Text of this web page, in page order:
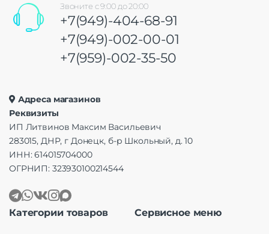
Звоните с 9:00 до 20:00
+7(949)-404-68-91
+7(949)-002-00-01
+7(959)-002-35-50
Адреса магазинов
Реквизиты
ИП Литвинов Максим Васильевич
283015, ДНР, г Донецк, б-р Школьный, д. 10
ИНН: 614015704000
ОГРНИП: 323930100214544
Категории товаров Сервисное меню